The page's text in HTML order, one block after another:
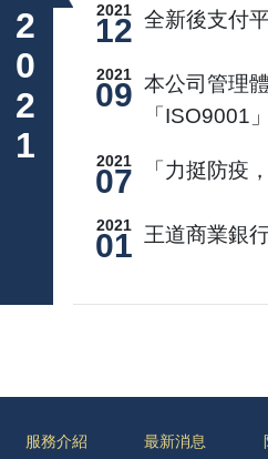
2021 2021
12 全新後支付
2021
09 本公司管理
「ISO9001
2021
07 「力挺防疫
2021
01 王道商業銀
服務介紹 最新消息